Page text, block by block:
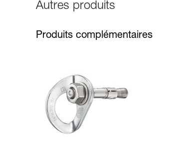
Autres produits
Produits complémentaires